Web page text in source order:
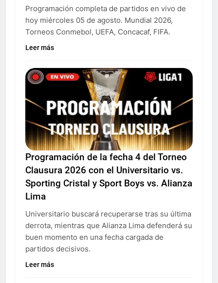
Programación completa de partidos en vivo de
hoy miércoles 05 de agosto. Mundial 2026,
Torneos Conmebol, UEFA, Concacaf, FIFA.
Leer más
Programación de la fecha 4 del Torneo
Clausura 2026 con el Universitario vs.
Sporting Cristal y Sport Boys vs. Alianza
Lima
Universitario buscará recuperarse tras su última
derrota, mientras que Alianza Lima defenderá su
buen momento en una fecha cargada de
partidos decisivos.
Leer más